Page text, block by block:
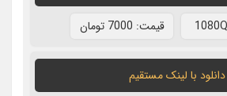
قيمت: 7000 تومان
دانلود با لينک مستقيم